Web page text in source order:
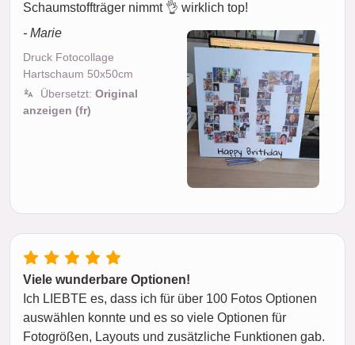
Schaumstoffträger nimmt 👌 wirklich top!
- Marie
Druck Fotocollage
Hartschaum 50x50cm
Übersetzt: Original
anzeigen (fr)
Viele wunderbare Optionen!
Ich LIEBTE es, dass ich für über 100 Fotos Optionen
auswählen konnte und es so viele Optionen für
Fotogrößen, Layouts und zusätzliche Funktionen gab.